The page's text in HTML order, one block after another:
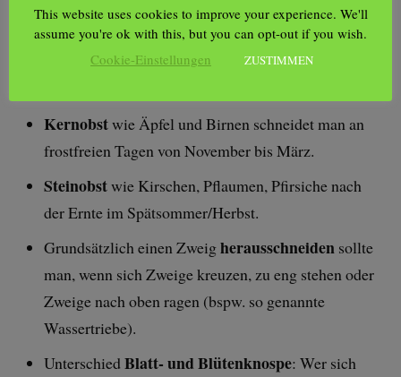
später besser.
Erziehungs- oder Aufbauschnittwird etwa im
Kernobstwie Äpfel und Birnen schneidet man an
frostfreien Tagen von November bis März.
Steinobstwie Kirschen, Pflaumen, Pfirsiche nach
der Ernte im Spätsommer/Herbst.
Grundsätzlich einen Zweigherausschneiden sollte
man, wenn sich Zweige kreuzen, zu eng stehen oder
Zweige nach oben ragen (bspw. so genannte
Wassertriebe).
UnterschiedBlatt- und Blütenknospe: Wer sich
This website uses cookies to improve your experience. We'll
assume you're ok with this, but you can opt-out if you wish.
Cookie-Einstellungen
ZUSTIMMEN